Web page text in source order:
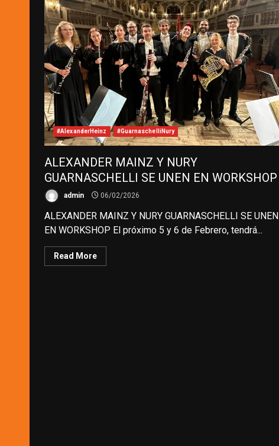
#AlexanderHeinz #GuarnaschelliNury
ALEXANDER MAINZ Y NURY
GUARNASCHELLI SE UNEN EN WORKSHOP
admin 06/02/2026
ALEXANDER MAINZ Y NURY GUARNASCHELLI SE UNEN
EN WORKSHOP El próximo 5 y 6 de Febrero, tendrá...
Read More